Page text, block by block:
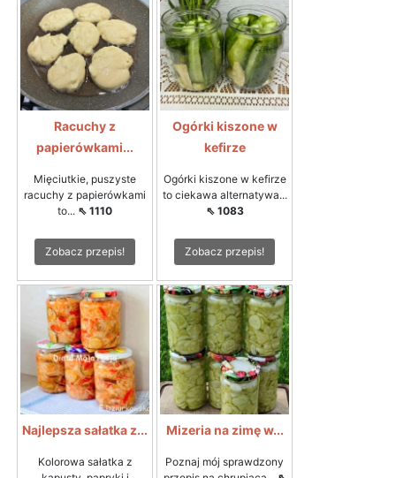
Racuchy z
papierówkami...
Mięciutkie, puszyste
racuchy z papierówkami
to... ⇖ 1110
Zobacz przepis!
Ogórki kiszone w
kefirze
Ogórki kiszone w kefirze
to ciekawa alternatywa...
⇖ 1083
Zobacz przepis!
Najlepsza sałatka z...
Kolorowa sałatka z
Mizeria na zimę w...
Poznaj mój sprawdzony